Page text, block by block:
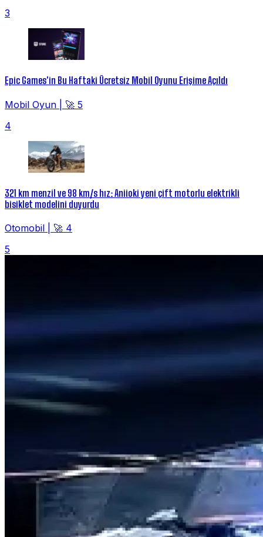
3
Epic Games'in Bu Haftaki Ücretsiz Mobil Oyunu Erişime Açıldı
Mobil Oyun
🚀 5
4
321 km menzil ve 98 km/s hız: Aniioki yeni çift motorlu elektrikli
bisiklet modelini duyurdu
Otomobil
🚀 4
5